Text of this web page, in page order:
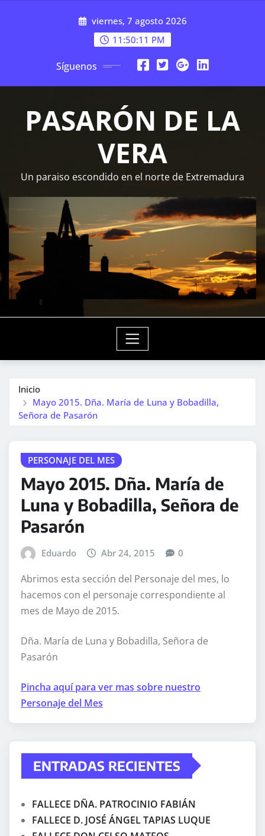
viernes, 7 agosto 2026
11:50:11 PM
Síguenos
PASARÓN DE LA
VERA
Un paraiso escondido en el norte de Extremadura
Inicio
Mayo 2015. Dña. María de Luna y Bobadilla,
Señora de Pasarón
PERSONAJE DEL MES
Mayo 2015. Dña. María de
Luna y Bobadilla, Señora de
Pasarón
Eduardo Abr 24, 2015 0
Abrimos esta sección del Personaje del mes, lo
hacemos con el personaje correspondiente al
mes de Mayo de 2015.
Dña. María de Luna y Bobadilla, Señora de
Pasarón
Pincha aquí para ver mas sobre nuestro
Personaje del Mes
ENTRADAS RECIENTES
FALLECE DÑA. PATROCINIO FABIÁN
FALLECE D. JOSÉ ÁNGEL TAPIAS LUQUE